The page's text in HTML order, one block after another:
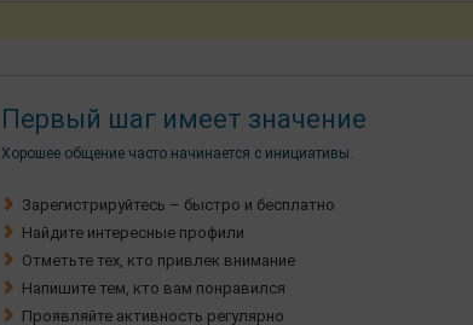
Первый шаг имеет значение
Хорошее общение часто начинается с инициативы.
Зарегистрируйтесь – быстро и бесплатно
Найдите интересные профили
Отметьте тех, кто привлек внимание
Напишите тем, кто вам понравился
Проявляйте активность регулярно